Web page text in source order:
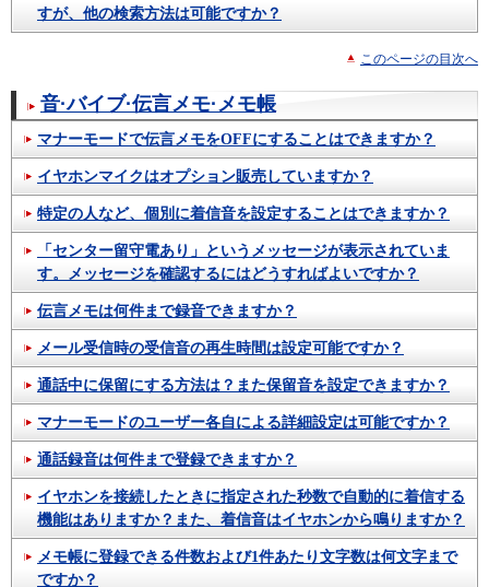
すが、他の検索方法は可能ですか？
このページの目次へ
音·バイブ·伝言メモ·メモ帳
マナーモードで伝言メモをOFFにすることはできますか？
イヤホンマイクはオプション販売していますか？
特定の人など、個別に着信音を設定することはできますか？
「センター留守電あり」というメッセージが表示されていま
す。メッセージを確認するにはどうすればよいですか？
伝言メモは何件まで録音できますか？
メール受信時の受信音の再生時間は設定可能ですか？
通話中に保留にする方法は？また保留音を設定できますか？
マナーモードのユーザー各自による詳細設定は可能ですか？
通話録音は何件まで登録できますか？
イヤホンを接続したときに指定された秒数で自動的に着信する
機能はありますか？また、着信音はイヤホンから鳴りますか？
メモ帳に登録できる件数および1件あたり文字数は何文字まで
ですか？